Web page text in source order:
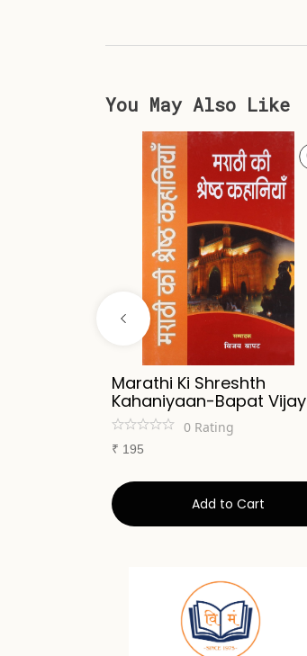
You May Also Like
Marathi Ki Shreshth
Kahaniyaan-Bapat Vijay
0 Rating
₹ 195
Add to Cart